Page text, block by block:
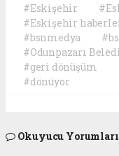
#Eskişehir
#Eskişehir
#bsnmedya
#Odunpazarı
#geri dönüşüm
#dönüyor
Okuyucu Yorumları